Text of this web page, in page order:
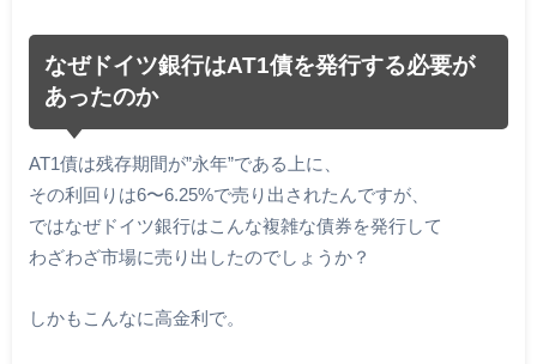
なぜドイツ銀行はAT1債を発行する必要が
あったのか
AT1債は残存期間が”永年”である上に、
その利回りは6〜6.25%で売り出されたんですが、
ではなぜドイツ銀行はこんな複雑な債券を発行して
わざわざ市場に売り出したのでしょうか？
しかもこんなに高金利で。